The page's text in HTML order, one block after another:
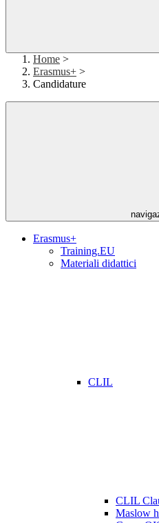
Home >
Erasmus+ >
Candidature
Erasmus+
Training.EU
Materiali didattici
CLIL
CLIL
Maslow